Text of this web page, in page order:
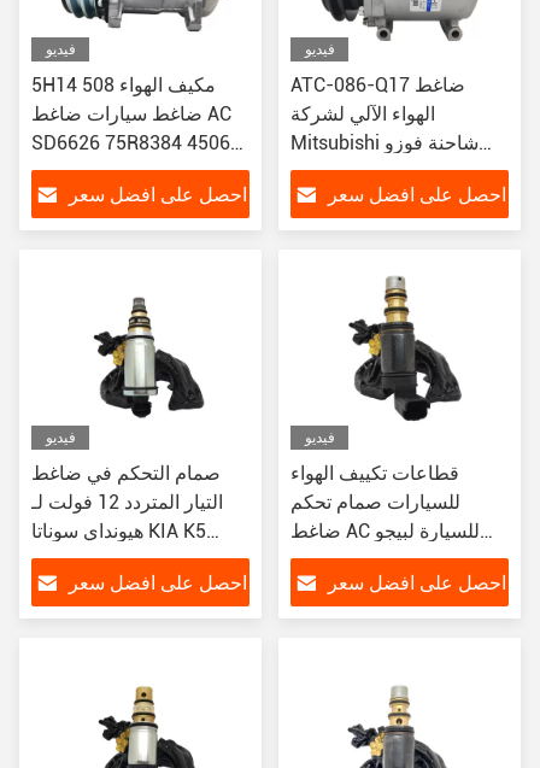
فيديو
5H14 508 مكيف الهواء
ضاغط سيارات ضاغط AC
SD6626 75R8384 4506
4507 4652 5407 6627
6665احصل على افضل سعر
فيديو
ATC-086-Q17 ضاغط
الهواء الآلي لشركة
Mitsubishi شاحنة فوزو
MC933485 MK447133
AKC200A275
AKC200A257A
احصل على افضل سعر
فيديو
صمام التحكم في ضاغط
التيار المتردد 12 فولت لـ
هيونداي سوناتا KIA K5
Elantra
احصل على افضل سعر
فيديو
قطاعات تكييف الهواء
للسيارات صمام تحكم
ضاغط AC للسيارة لبيجو
408 3008 نوع Denso
احصل على افضل سعر